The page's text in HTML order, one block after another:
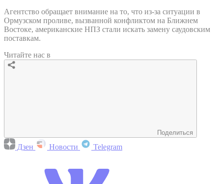
Агентство обращает внимание на то, что из-за ситуации в
Ормузском проливе, вызванной конфликтом на Ближнем
Востоке, американские НПЗ стали искать замену саудовским
поставкам.
Читайте нас в
Поделиться
Дзен Новости Telegram